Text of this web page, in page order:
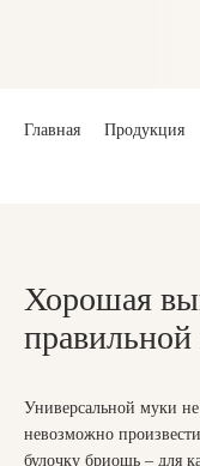
Главная Продукция
Хорошая
Универсальной муки
невозможно
булочку бриошь – для